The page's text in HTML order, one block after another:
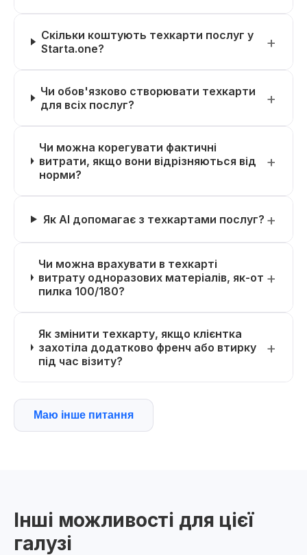
Скільки коштують техкарти послуг у
Starta.one?
Чи обов'язково створювати техкарти
для всіх послуг?
Чи можна корегувати фактичні
витрати, якщо вони відрізняються від
норми?
Як AI допомагає з техкартами послуг?
Чи можна врахувати в техкарті
витрату одноразових матеріалів, як-от
пилка 100/180?
Як змінити техкарту, якщо клієнтка
захотіла додатково френч або втирку
під час візиту?
Маю інше питання
Інші можливості для цієї
галузі